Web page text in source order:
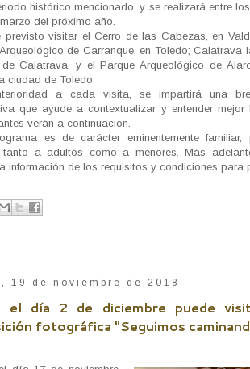
histórico mencionado, y se realizará entre
del próximo año.
previsto visitar el Cerro de las Cabezas, en
de Carranque, en Toledo; Calatrava
de Calatrava, y el Parque Arqueológico de
ciudad de Toledo.
a cada visita, se impartirá una
que ayude a contextualizar y entender
verán a continuación.
es de carácter eminentemente familiar,
tanto a adultos como a menores. Más
información de los requisitos y condiciones para
19 de noviembre de 2018
el día 2 de diciembre puede
fotográfica "Seguimos